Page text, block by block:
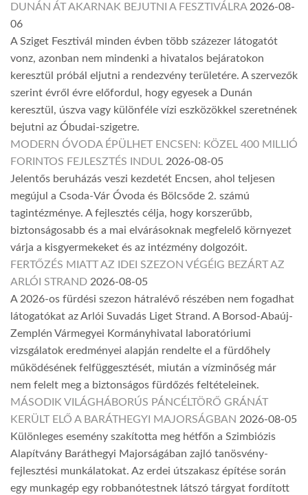
DUNÁN ÁT AKARNAK BEJUTNI A FESZTIVÁLRA 2026-08-
06
A Sziget Fesztivál minden évben több százezer látogatót
vonz, azonban nem mindenki a hivatalos bejáratokon
keresztül próbál eljutni a rendezvény területére. A szervezők
szerint évről évre előfordul, hogy egyesek a Dunán
keresztül, úszva vagy különféle vízi eszközökkel szeretnének
bejutni az Óbudai-szigetre.
MODERN ÓVODA ÉPÜLHET ENCSEN: KÖZEL 400 MILLIÓ
FORINTOS FEJLESZTÉS INDUL 2026-08-05
Jelentős beruházás veszi kezdetét Encsen, ahol teljesen
megújul a Csoda-Vár Óvoda és Bölcsőde 2. számú
tagintézménye. A fejlesztés célja, hogy korszerűbb,
biztonságosabb és a mai elvárásoknak megfelelő környezet
várja a kisgyermekeket és az intézmény dolgozóit.
FERTŐZÉS MIATT AZ IDEI SZEZON VÉGÉIG BEZÁRT AZ
ARLÓI STRAND 2026-08-05
A 2026-os fürdési szezon hátralévő részében nem fogadhat
látogatókat az Arlói Suvadás Liget Strand. A Borsod-Abaúj-
Zemplén Vármegyei Kormányhivatal laboratóriumi
vizsgálatok eredményei alapján rendelte el a fürdőhely
működésének felfüggesztését, miután a vízminőség már
nem felelt meg a biztonságos fürdőzés feltételeinek.
MÁSODIK VILÁGHÁBORÚS PÁNCÉLTÖRŐ GRÁNÁT
KERÜLT ELŐ A BARÁTHEGYI MAJORSÁGBAN 2026-08-05
Különleges esemény szakította meg hétfőn a Szimbiózis
Alapítvány Baráthegyi Majorságában zajló tanösvény-
fejlesztési munkálatokat. Az erdei útszakasz építése során
egy munkagép egy robbanótestnek látszó tárgyat fordított